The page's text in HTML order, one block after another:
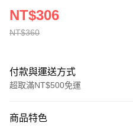
NT$360
NT$306
付款與運送方式
超取滿NT$500免運
信用卡一次付款
商品特色